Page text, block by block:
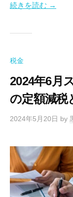
続きを読む →
税金
2024年6月
の定額減税
2024年5月20日 by